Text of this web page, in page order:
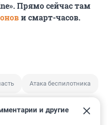
Прямо сейчас там
и смарт-часов.
Атака беспилотника
и другие